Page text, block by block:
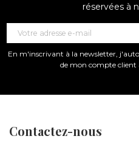
réservées à
En m'inscrivant à la newsletter,
de mon compte client
Contactez-nous